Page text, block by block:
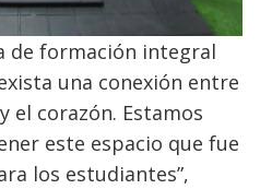
de formación integral
una conexión entre
el corazón. Estamos
este espacio que fue
los estudiantes”,